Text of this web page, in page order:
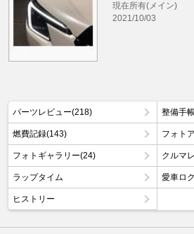
現在所有(メイン)
2021/10/03
パーツレビュー(218) 整備手
燃費記録(143) フォト
フォトギャラリー(24) クルマ
ラップタイム 愛車ロ
ヒストリー